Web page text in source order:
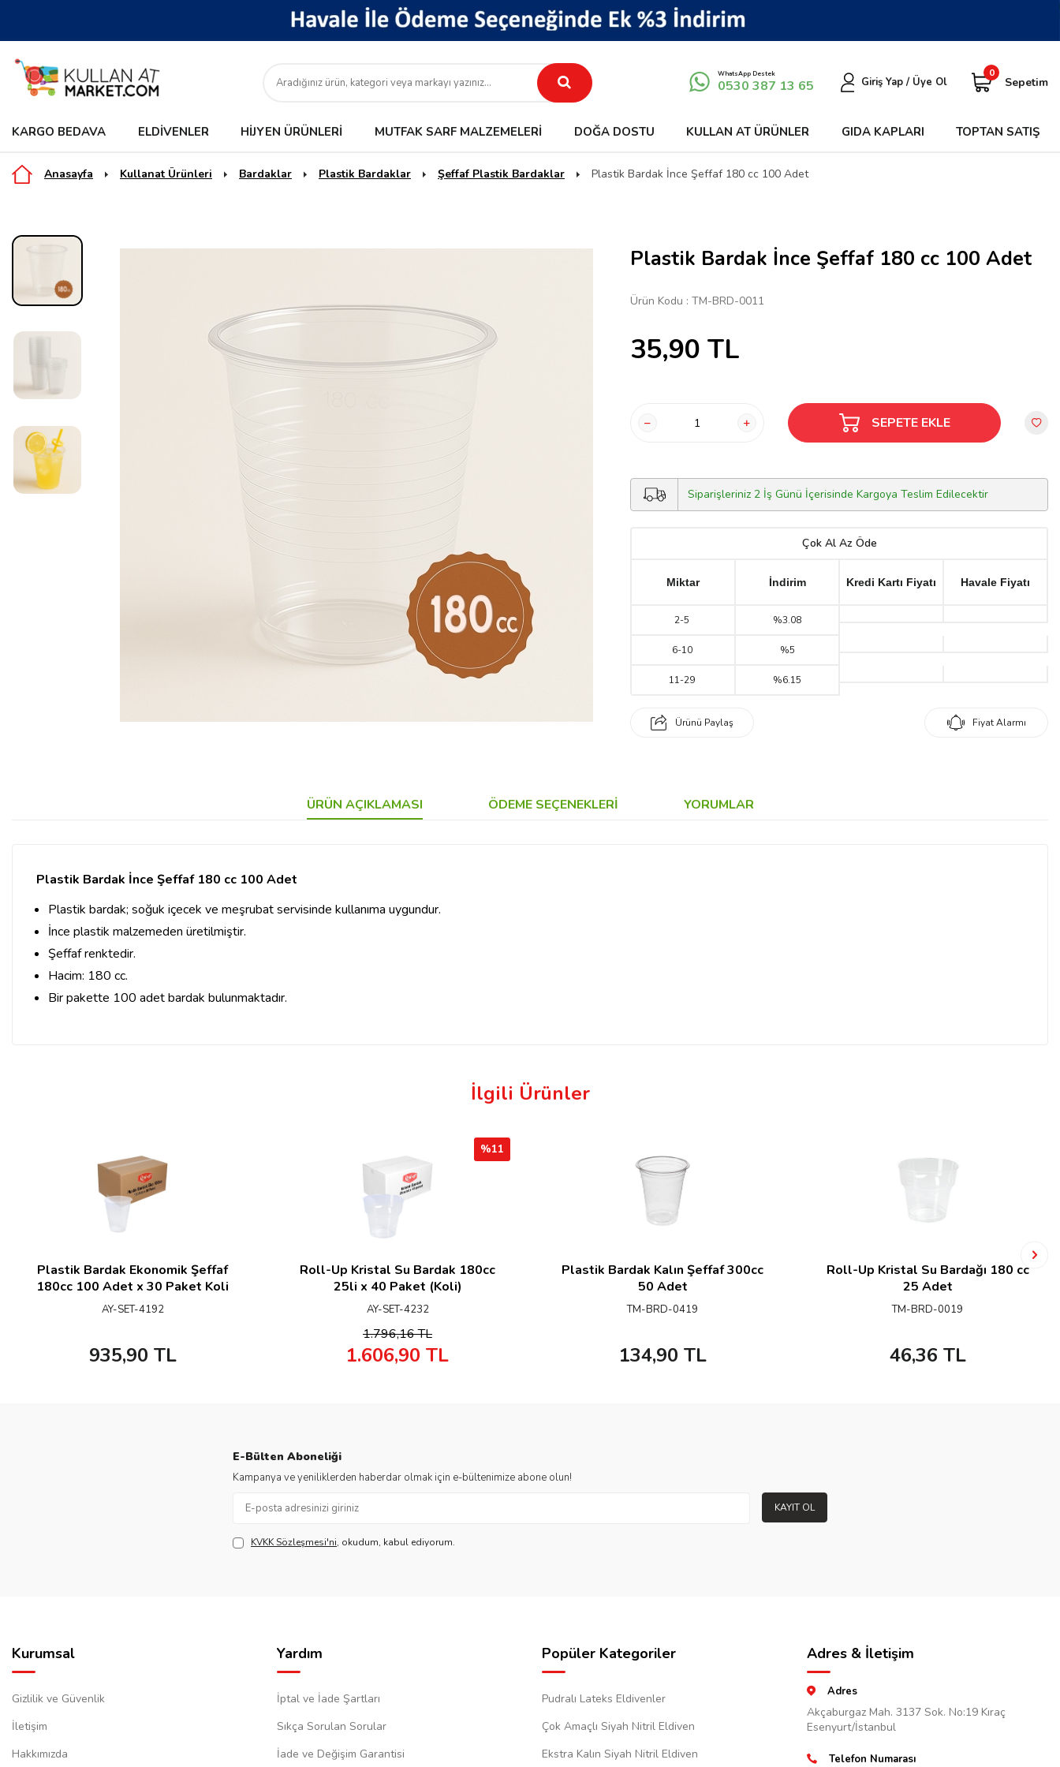
WhatsApp Destek
0530 387 13 65 Giriş Yap / Üye Ol
0
Sepetim
KARGO BEDAVA ELDIVENLER HIJYEN ÜRÜNLERI MUTFAK SARF MALZEMELERI DOĞA DOSTU KULLAN AT ÜRÜNLER GIDA KAPLARI TOPTAN SATIŞ
Anasayfa Kullanat Ürünleri Bardaklar Plastik Bardaklar Şeffaf Plastik Bardaklar Plastik Bardak İnce Şeffaf 180 cc 100 Adet
Plastik Bardak İnce Şeffaf 180 cc 100 Adet
Ürün Kodu : TM-BRD-0011
35,90 TL
SEPETE EKLE
Siparişleriniz 2 İş Günü İçerisinde Kargoya Teslim Edilecektir
Çok Al Az Öde
Miktar İndirim Kredi Kartı Fiyatı Havale Fiyatı
2-5 %3.08
6-10 %5
11-29 %6.15
Ürünü Paylaş Fiyat Alarmı
ÜRÜN AÇIKLAMASI ÖDEME SEÇENEKLERI YORUMLAR
Plastik Bardak İnce Şeffaf 180 cc 100 Adet
Plastik bardak; soğuk içecek ve meşrubat servisinde kullanıma uygundur.
İnce plastik malzemeden üretilmiştir.
Şeffaf renktedir.
Hacim: 180 cc.
Bir pakette 100 adet bardak bulunmaktadır.
İlgili Ürünler
Plastik Bardak Ekonomik Şeffaf
180cc 100 Adet x 30 Paket Koli
AY-SET-4192
935,90 TL
%11
Roll-Up Kristal Su Bardak 180cc
25li x 40 Paket (Koli)
AY-SET-4232
1.796,16TL
1.606,90 TL
Plastik Bardak Kalın Şeffaf 300cc
50 Adet
TM-BRD-0419
134,90 TL
Roll-Up Kristal Su Bardağı 180 cc
25 Adet
TM-BRD-0019
46,36 TL
E-Bülten Aboneliği
Kampanya ve yeniliklerden haberdar olmak için e-bültenimize abone olun!
KAYIT OL
KVKK Sözleşmesi'ni, okudum, kabul ediyorum.
Kurumsal
Gizlilik ve Güvenlik
İletişim
Hakkımızda
Yardım
İptal ve İade Şartları
Sıkça Sorulan Sorular
İade ve Değişim Garantisi
Popüler Kategoriler
Pudralı Lateks Eldivenler
Çok Amaçlı Siyah Nitril Eldiven
Ekstra Kalın Siyah Nitril Eldiven
Adres & İletişim
Adres
Akçaburgaz Mah. 3137 Sok. No:19 Kıraç
Esenyurt/İstanbul
Telefon Numarası